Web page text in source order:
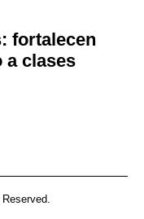
fortalecen
a clases